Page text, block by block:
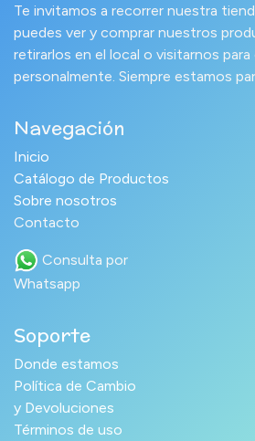
Te invitamos a recorrer nuestra
puedes ver y comprar nuestros
retirarlos en el local o visitarnos
personalmente. Siempre estamos
Navegación
Inicio
Catálogo de Productos
Sobre nosotros
Contacto
Consulta por
Whatsapp
Soporte
Donde estamos
Política de Cambio
y Devoluciones
Términos de uso